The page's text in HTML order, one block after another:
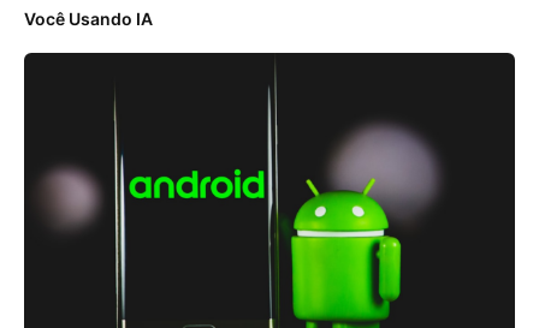
Você Usando IA